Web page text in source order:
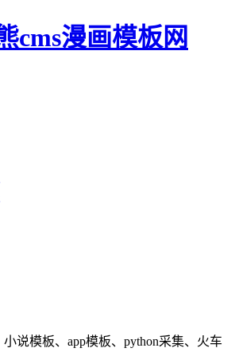
cms漫画模板网
说模板、app模板、python采集、火车